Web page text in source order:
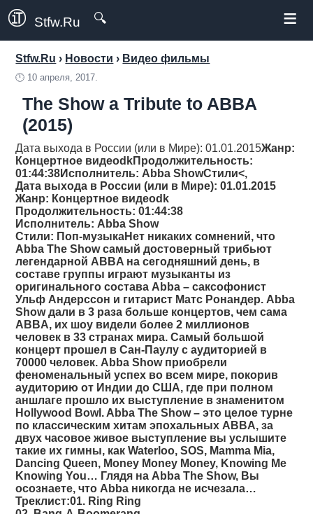
Stfw.Ru 🔍 ≡
Stfw.Ru › Новости › Видео фильмы
🕛 10 апреля, 2017.
The Show a Tribute to ABBA
(2015)
Дата выхода в России (или в Мире): 01.01.2015Жанр:
Концертное видеоdkПродолжительность:
01:44:38Исполнитель: Abba ShowСтили<,
Дата выхода в России (или в Мире): 01.01.2015
Жанр: Концертное видеоdk
Продолжительность: 01:44:38
Исполнитель: Abba Show
Стили: Поп-музыкаНет никаких сомнений, что
Abba The Show самый достоверный трибьют
легендарной ABBA на сегодняшний день, в
составе группы играют музыканты из
оригинального состава Abba – саксофонист
Ульф Андерссон и гитарист Матс Ронандер. Abba
Show дали в 3 раза больше концертов, чем сама
ABBA, их шоу видели более 2 миллионов
человек в 33 странах мира. Самый большой
концерт прошел в Сан-Паулу с аудиторией в
70000 человек. Abba Show приобрели
феноменальный успех во всем мире, покорив
аудиторию от Индии до США, где при полном
аншлаге прошло их выступление в знаменитом
Hollywood Bowl. Abba The Show – это целое турне
по классическим хитам эпохальных ABBA, за
двух часовое живое выступление вы услышите
такие их гимны, как Waterloo, SOS, Mamma Mia,
Dancing Queen, Money Money Money, Knowing Me
Knowing You… Глядя на Abba The Show, Вы
осознаете, что Abba никогда не исчезала…
Треклист:01. Ring Ring